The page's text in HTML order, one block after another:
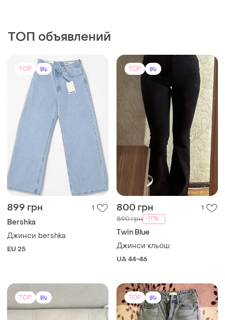
ТОП объявлений
TOP
899 грн 1
Bershka
Джинси bershka
EU 25
TOP
800 грн 1
890 грн -11%
Twin Blue
Джинси кльош
UA 44-46
TOP TOP